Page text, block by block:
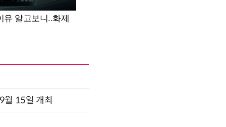
15일 개최